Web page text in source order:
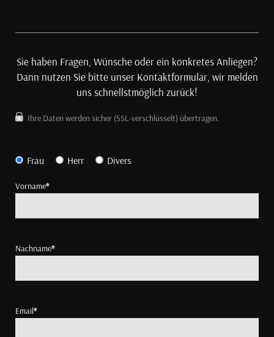
Sie haben Fragen, Wünsche oder ein konkretes Anliegen?
Dann nutzen Sie bitte unser Kontaktformular, wir melden
uns schnellstmöglich zurück!
Ihre Daten werden sicher (SSL-verschlüsselt) übertragen.
Frau Herr Divers
Vorname*
Nachname*
Email*